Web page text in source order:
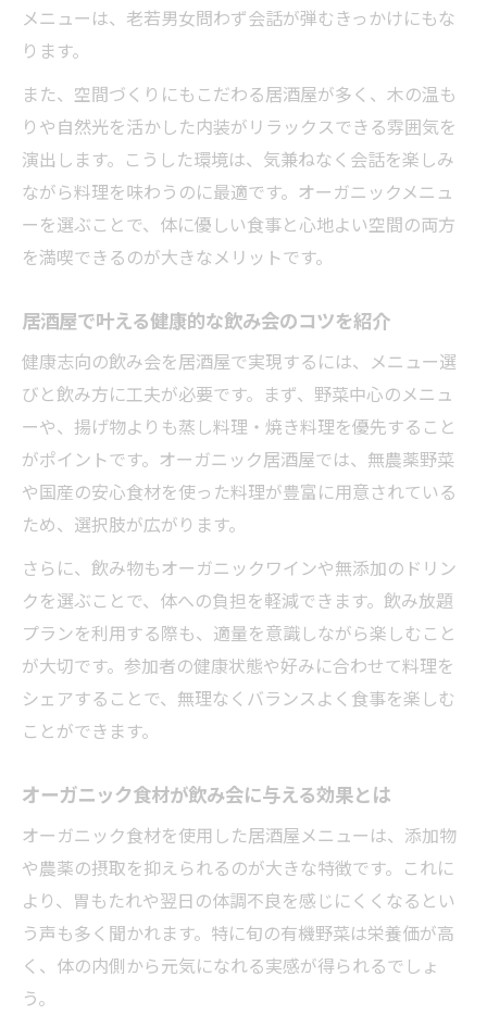
メニューは、老若男女問わず会話が弾むきっかけにもな
ります。
また、空間づくりにもこだわる居酒屋が多く、木の温も
りや自然光を活かした内装がリラックスできる雰囲気を
演出します。こうした環境は、気兼ねなく会話を楽しみ
ながら料理を味わうのに最適です。オーガニックメニュ
ーを選ぶことで、体に優しい食事と心地よい空間の両方
を満喫できるのが大きなメリットです。
居酒屋で叶える健康的な飲み会のコツを紹介
健康志向の飲み会を居酒屋で実現するには、メニュー選
びと飲み方に工夫が必要です。まず、野菜中心のメニュ
ーや、揚げ物よりも蒸し料理・焼き料理を優先すること
がポイントです。オーガニック居酒屋では、無農薬野菜
や国産の安心食材を使った料理が豊富に用意されている
ため、選択肢が広がります。
さらに、飲み物もオーガニックワインや無添加のドリン
クを選ぶことで、体への負担を軽減できます。飲み放題
プランを利用する際も、適量を意識しながら楽しむこと
が大切です。参加者の健康状態や好みに合わせて料理を
シェアすることで、無理なくバランスよく食事を楽しむ
ことができます。
オーガニック食材が飲み会に与える効果とは
オーガニック食材を使用した居酒屋メニューは、添加物
や農薬の摂取を抑えられるのが大きな特徴です。これに
より、胃もたれや翌日の体調不良を感じにくくなるとい
う声も多く聞かれます。特に旬の有機野菜は栄養価が高
く、体の内側から元気になれる実感が得られるでしょ
う。